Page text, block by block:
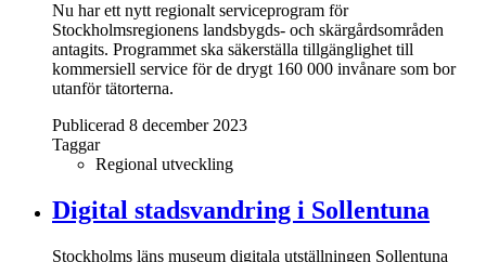
Nu har ett nytt regionalt serviceprogram för
Stockholmsregionens landsbygds- och skärgårdsområden
antagits. Programmet ska säkerställa tillgänglighet till
kommersiell service för de drygt 160 000 invånare som bor
utanför tätorterna.
Publicerad 8 december 2023
Taggar
Regional utveckling
Digital stadsvandring i Sollentuna
Stockholms läns museum digitala utställningen Sollentuna